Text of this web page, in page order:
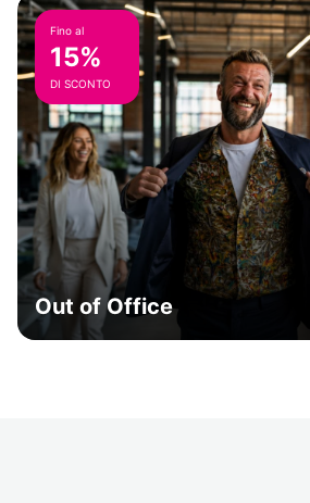
Fino al
15%
DI SCONTO
Out of Office